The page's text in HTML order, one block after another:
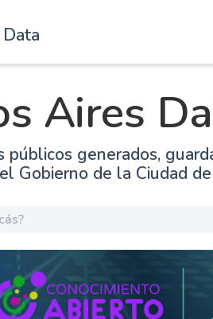
Aires
públicos generados,
Gobierno de la Ciudad